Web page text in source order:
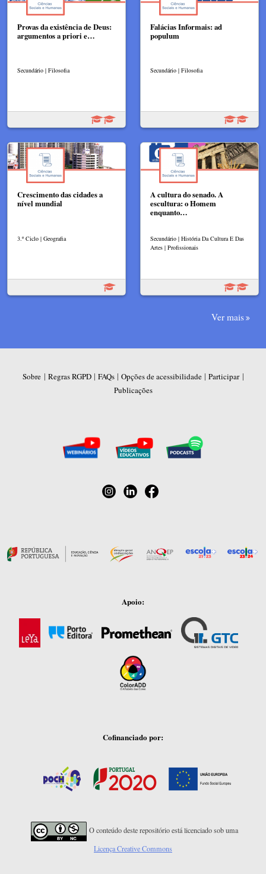
Provas da existência de Deus:
argumentos a priori e…
Secundário | Filosofia
Falácias Informais: ad
populum
Secundário | Filosofia
Crescimento das cidades a
nível mundial
3.º Ciclo | Geografia
A cultura do senado. A
escultura: o Homem
enquanto…
Secundário | História Da Cultura E Das
Artes | Profissionais
Ver mais
Sobre | Regras RGPD| FAQs| Opções de acessibilidade| Participar|
Publicações
Apoio:
Cofinanciado por:
O conteúdo deste repositório está licenciado sob uma
Licença Creative Commons